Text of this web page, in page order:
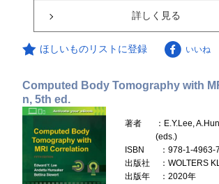
詳しく見る
ほしいものリストに登録 いいね
Computed Body Tomography with
n, 5th ed.
著者
：E.Y.Lee,
(eds.)
ISBN
：978-1-4963-
出版社
：WOLTERS
出版年
：2020年